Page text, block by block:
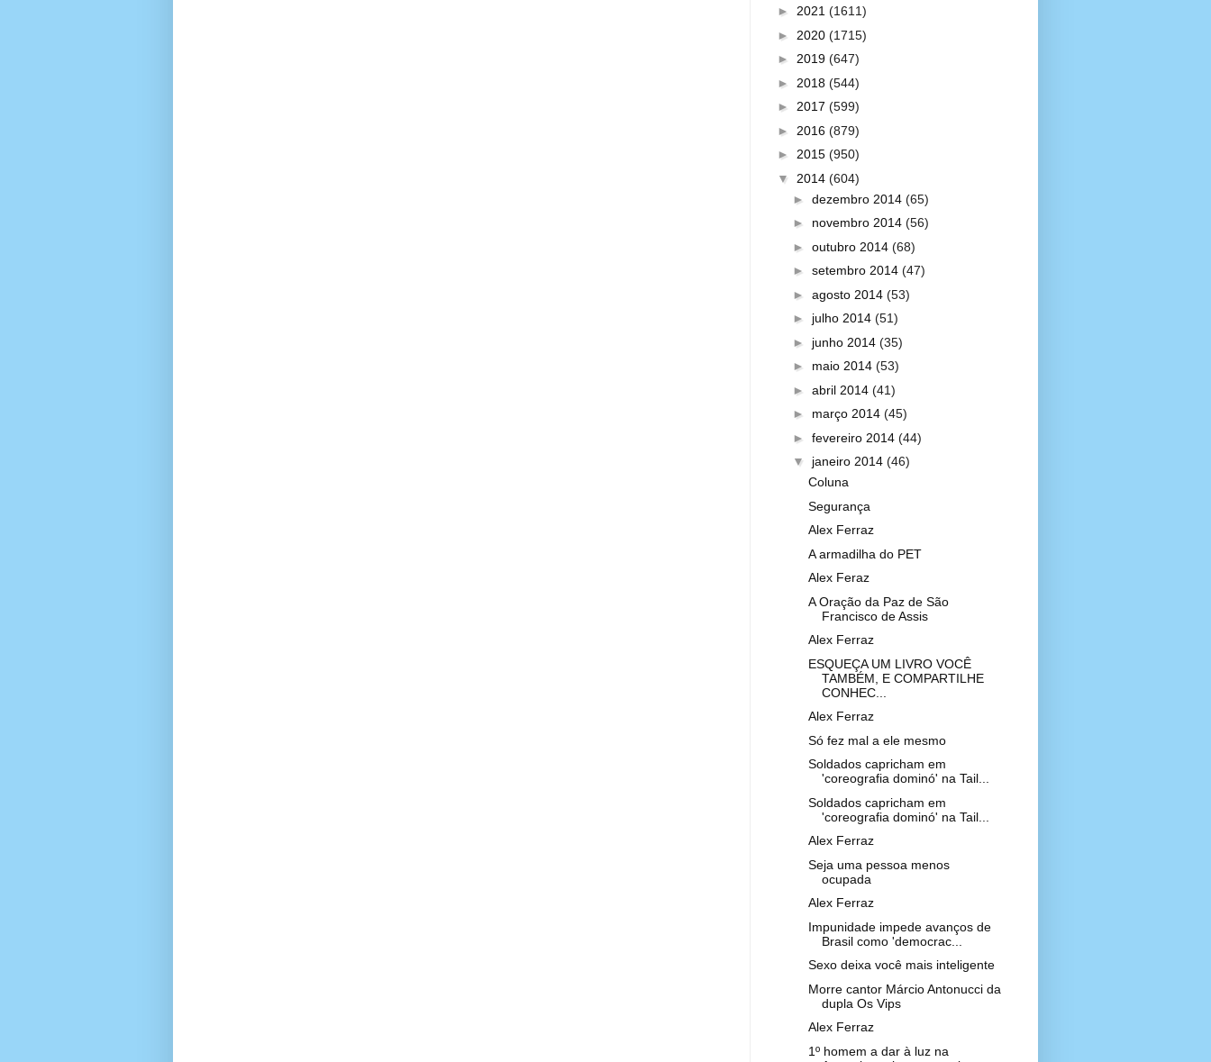
► 2021 (1611)
► 2020 (1715)
► 2019 (647)
► 2018 (544)
► 2017 (599)
► 2016 (879)
► 2015 (950)
▼ 2014 (604)
► dezembro 2014 (65)
► novembro 2014 (56)
► outubro 2014 (68)
► setembro 2014 (47)
► agosto 2014 (53)
► julho 2014 (51)
► junho 2014 (35)
► maio 2014 (53)
► abril 2014 (41)
► março 2014 (45)
► fevereiro 2014 (44)
▼ janeiro 2014 (46)
Coluna
Segurança
Alex Ferraz
A armadilha do PET
Alex Feraz
A Oração da Paz de São
Francisco de Assis
Alex Ferraz
ESQUEÇA UM LIVRO VOCÊ
TAMBÉM, E COMPARTILHE
CONHEC...
Alex Ferraz
Só fez mal a ele mesmo
Soldados capricham em
'coreografia dominó' na Tail...
Soldados capricham em
'coreografia dominó' na Tail...
Alex Ferraz
Seja uma pessoa menos
ocupada
Alex Ferraz
Impunidade impede avanços de
Brasil como 'democrac...
Sexo deixa você mais inteligente
Morre cantor Márcio Antonucci da
dupla Os Vips
Alex Ferraz
1º homem a dar à luz na